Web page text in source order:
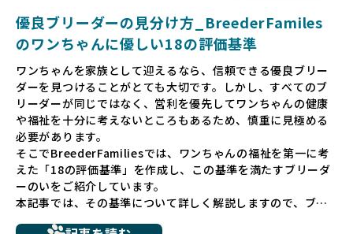
ゃんに優しい世界を築いていきたいと考えています。
長するための環境が十分に整っていない場合が多く、販売ま
での間に過密な環境や長距離移動のストレスを受けることが
少なくありません。このような環境は、健康リスクや社会性
の問題につながりやすく、ワンちゃんにとっても望ましいと
は言えません。
こうした背景から、BreederFamiliesはペットショップを介
さない直接販売を採用するとともに、ペットオークションや
ペットショップを利用するブリーダーの掲載も行ってしませ
ん。
ペットショップを避けた方がいい理由の詳細はこちら
優良ブリーダーの見分け方_BreederFamiles
のワンちゃんに優しい18の評価基準
ワンちゃんを家族として迎えるなら、信頼できる優良ブリー
ダーを見つけることがとても大切です。しかし、すべてのブ
リーダーが同じではなく、営利を優先してワンちゃんの健康
や福祉を十分に考えないところもあるため、慎重に見極める
必要があります。
そこでBreederFamiliesでは、ワンちゃんの福祉を第一に考
えた「18の評価基準」を作成し、この基準を満たすブリーダ
ーのいをご紹介しています。
本記事では、その基準について詳しく解説しますので、ブリ